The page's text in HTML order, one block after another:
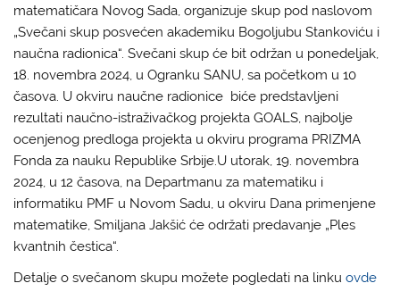
matematičara Novog Sada, organizuje skup pod naslovom
„Svečani skup posvećen akademiku Bogoljubu Stankoviću i
naučna radionica“. Svečani skup će bit održan u ponedeljak,
18. novembra 2024, u Ogranku SANU, sa početkom u 10
časova. U okviru naučne radionice biće predstavljeni
rezultati naučno-istraživačkog projekta GOALS, najbolje
ocenjenog predloga projekta u okviru programa PRIZMA
Fonda za nauku Republike Srbije.U utorak, 19. novembra
2024, u 12 časova, na Departmanu za matematiku i
informatiku PMF u Novom Sadu, u okviru Dana primenjene
matematike, Smiljana Jakšić će održati predavanje „Ples
kvantnih čestica“.
Detalje o svečanom skupu možete pogledati na linkuovde